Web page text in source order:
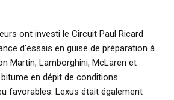
ont investi le Circuit Paul Ricard
d'essais en guise de préparation à
Martin, Lamborghini, McLaren et
en dépit de conditions
favorables. Lexus était également